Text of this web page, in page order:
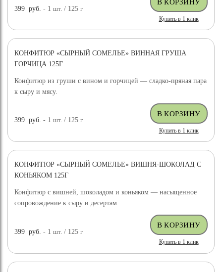
399 руб. - 1шт. / 125г
Купить в 1 клик
КОНФИТЮР «СЫРНЫЙ СОМЕЛЬЕ» ВИННАЯ ГРУША
ГОРЧИЦА 125Г
Конфитюр из груши с вином и горчицей — сладко-пряная пара
к сыру и мясу.
399 руб. - 1шт. / 125г
Купить в 1 клик
КОНФИТЮР «СЫРНЫЙ СОМЕЛЬЕ» ВИШНЯ-ШОКОЛАД С
КОНЬЯКОМ 125Г
Конфитюр с вишней, шоколадом и коньяком — насыщенное
сопровождение к сыру и десертам.
399 руб. - 1шт. / 125г
Купить в 1 клик